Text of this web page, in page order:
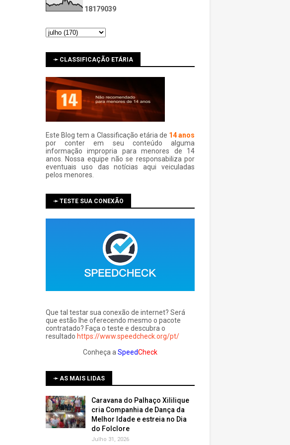
1 81 79039
➛ CLASSIFICAÇÃO ETÁRIA
Este Blog tem a Classificação etária de 14 anos
por conter em seu conteúdo alguma
informação impropria para menores de 14
anos. Nossa equipe não se responsabiliza por
eventuais uso das notí­cias aqui veiculadas
pelos menores.
➛ TESTE SUA CONEXÃO
Que tal testar sua conexão de internet? Será
que estão lhe oferecendo mesmo o pacote
contratado? Faça o teste e descubra o
resultado https://www.speedcheck.org/pt/
Conheça a SpeedCheck
➛ AS MAIS LIDAS
Caravana do Palhaço Xililique
cria Companhia de Dança da
Melhor Idade e estreia no Dia
do Folclore
Julho 31, 2026